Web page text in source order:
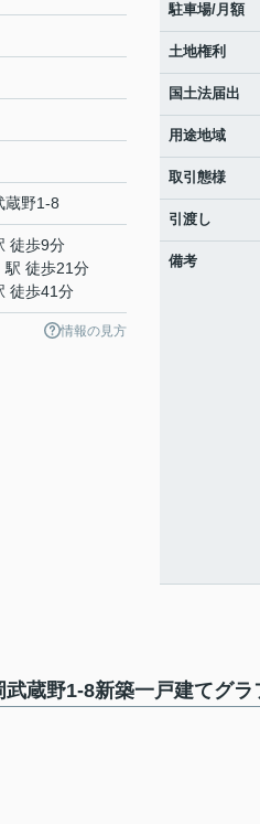
蔵野1-8
徒歩9分
駅 徒歩21分
徒歩41分
情報の見方
駐車場/月額
土地権利
国土法届出
用途地域
取引態様
引渡し
備考
武蔵野1-8新築一戸建てグ